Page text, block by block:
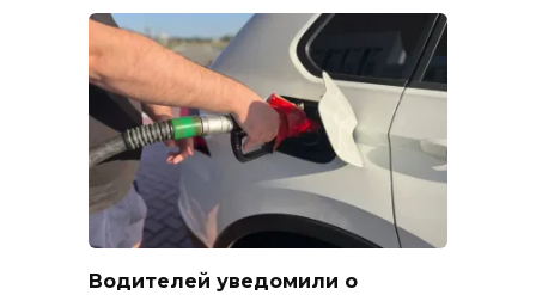
Водителей уведомили о